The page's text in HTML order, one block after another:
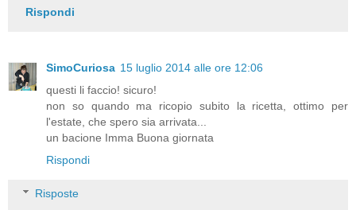
Rispondi
SimoCuriosa 15 luglio 2014 alle ore 12:06
questi li faccio! sicuro!
non so quando ma ricopio subito la ricetta, ottimo per
l'estate, che spero sia arrivata...
un bacione Imma Buona giornata
Rispondi
Risposte